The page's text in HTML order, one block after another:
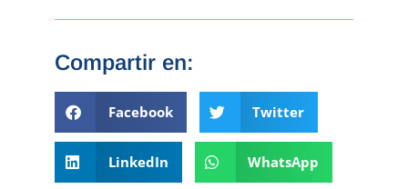
Compartir en:
Facebook Twitter
LinkedIn WhatsApp